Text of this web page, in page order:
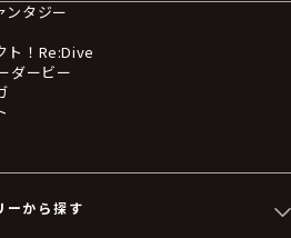
ンタジー
ト！Re:Dive
ダービー
ーから探す